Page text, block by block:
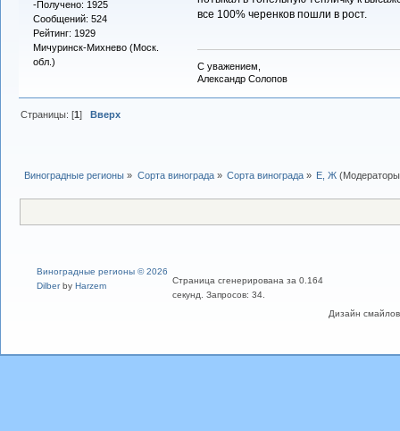
-Получено: 1925
Сообщений: 524
Рейтинг: 1929
Мичуринск-Михнево (Моск.
обл.)
все 100% черенков пошли в рост.
С уважением,
Александр Солопов
Страницы: [1]Вверх
Виноградные регионы » Сорта винограда» Сорта винограда» Е, Ж
Дизайн
Виноградные регионы © 2026
Dilberby Harzem
Страница сгенерирована за 0.164
секунд. Запросов: 34.